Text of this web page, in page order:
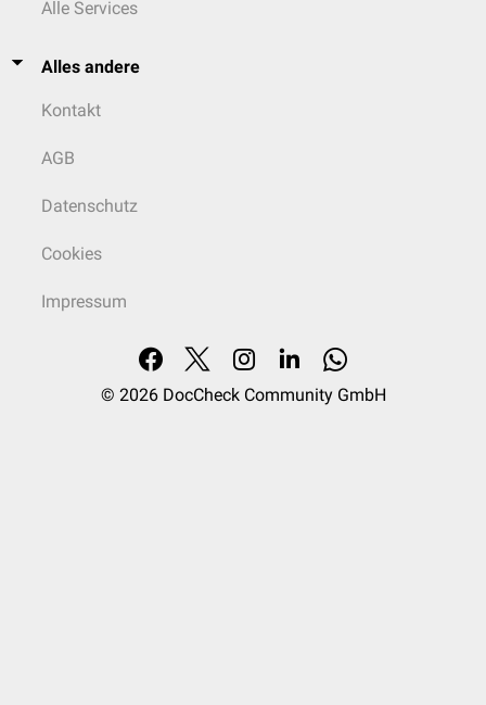
Alle Services
Alles andere
Kontakt
AGB
Datenschutz
Cookies
Impressum
© 2026 DocCheck Community GmbH